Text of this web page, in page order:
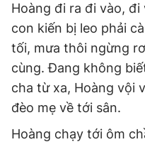
Hoàng đi ra đi vào,
con kiến bị leo phải
tối, mưa thôi ngừng
cùng. Đang không
cha từ xa, Hoàng vội
đèo mẹ về tới sân.
Hoàng chạy tới ôm